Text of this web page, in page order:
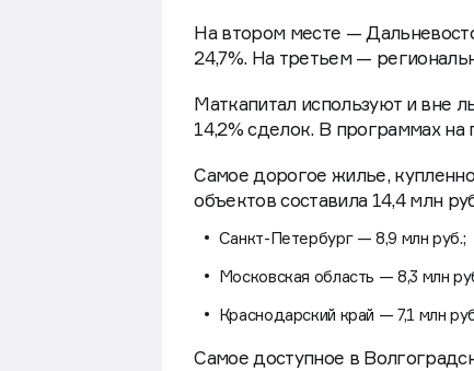
На втором месте —
24,7%. На третьем —
Маткапитал используют и вне
14,2% сделок. В программах на
Самое дорогое жилье,
объектов составила 14,4 млн
Санкт-Петербург — 8,9 млн руб.;
Московская область — 8,3 млн
Краснодарский край — 7,1 млн
Самое доступное в